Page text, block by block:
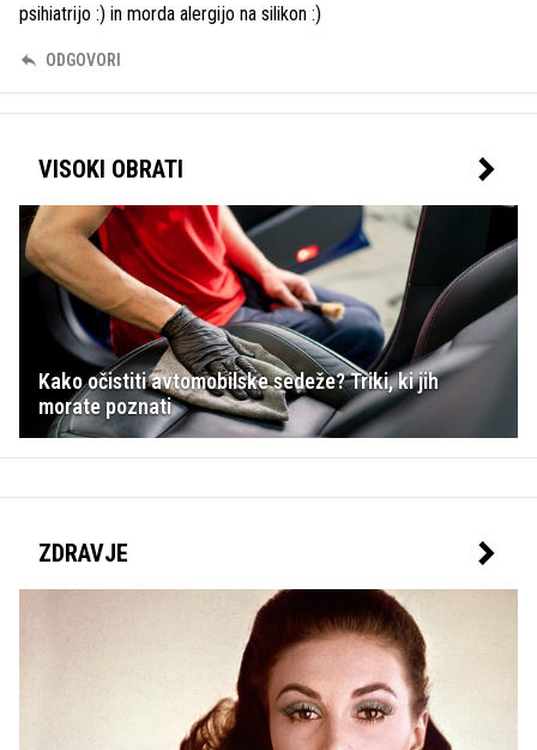
psihiatrijo :) in morda alergijo na silikon :)
ODGOVORI
VISOKI OBRATI
Kako očistiti avtomobilske sedeže? Triki, ki jih
morate poznati
ZDRAVJE